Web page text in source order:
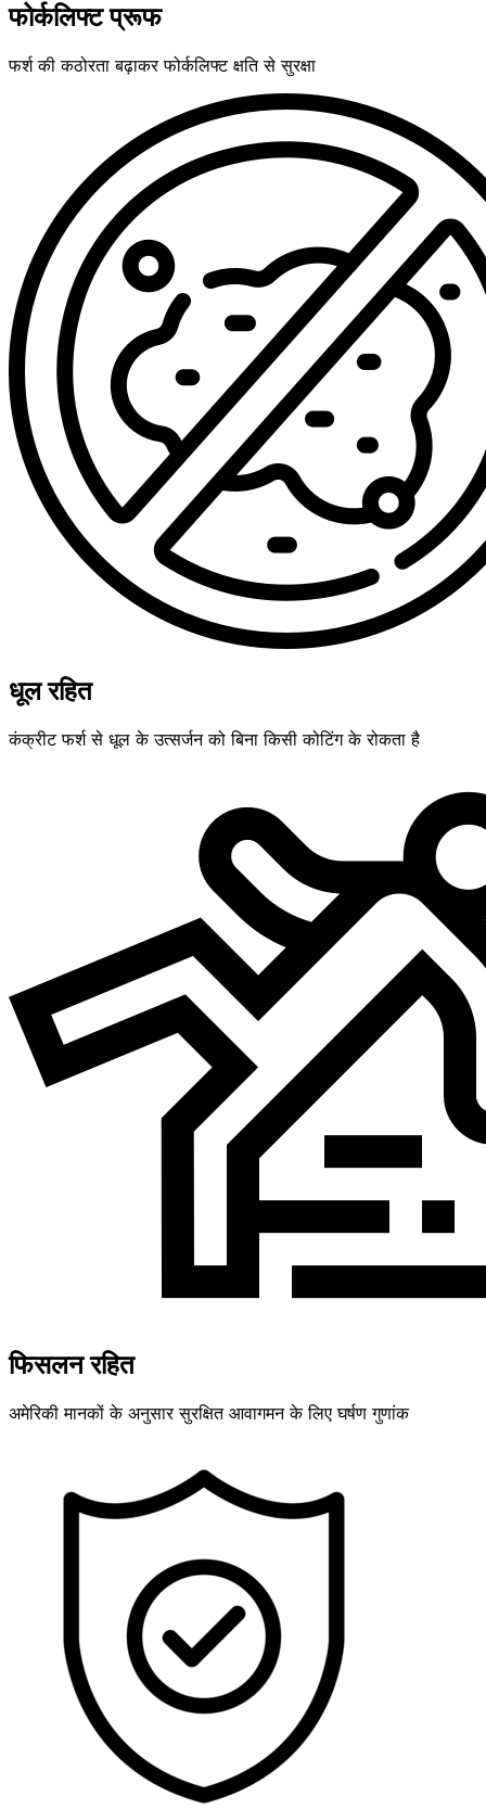
फोर्कलिफ्ट प्रूफ
फर्श की कठोरता बढ़ाकर फोर्कलिफ्ट क्षति से सुरक्षा
धूल रहित
कंक्रीट फर्श से धूल के उत्सर्जन को बिना किसी कोटिंग के रोकता है
फिसलन रहित
अमेरिकी मानकों के अनुसार सुरक्षित आवागमन के लिए घर्षण गुणांक